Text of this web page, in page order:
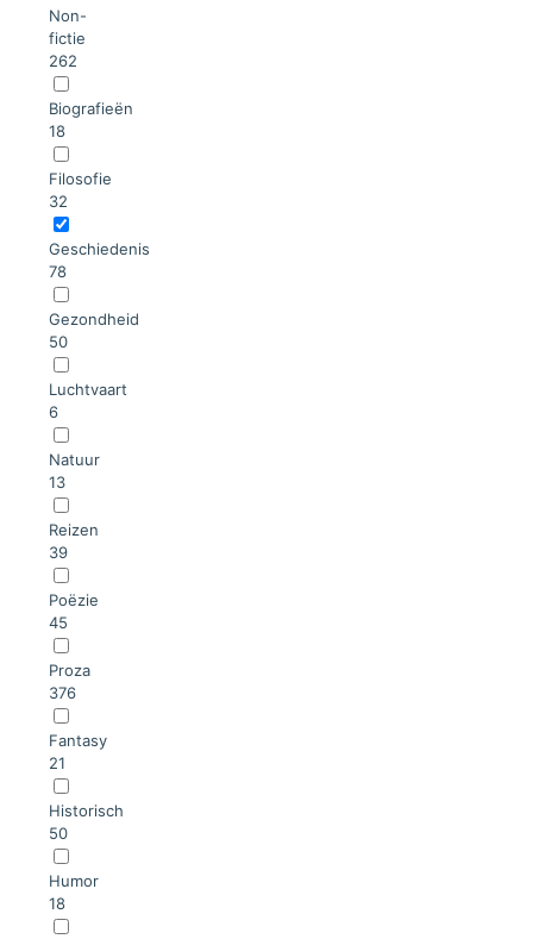
Non-
fictie
262
Biografieën
18
Filosofie
32
Geschiedenis
78
Gezondheid
50
Luchtvaart
6
Natuur
13
Reizen
39
Poëzie
45
Proza
376
Fantasy
21
Historisch
50
Humor
18